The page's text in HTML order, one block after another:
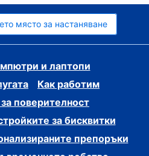
място за настаняване
и лаптопи
Как работим
поверителност
за бисквитки
препоръки